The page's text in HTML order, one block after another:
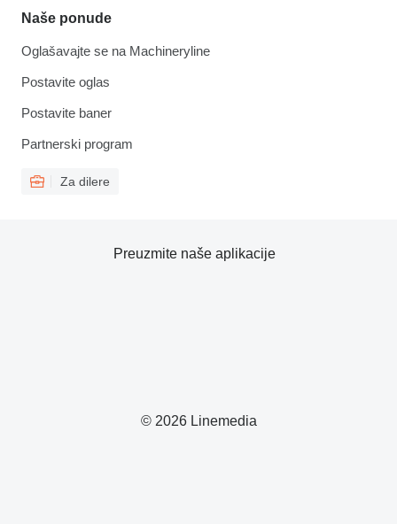
Naše ponude
Oglašavajte se na Machineryline
Postavite oglas
Postavite baner
Partnerski program
Za dilere
© 2026 Linemedia
Preuzmite naše aplikacije